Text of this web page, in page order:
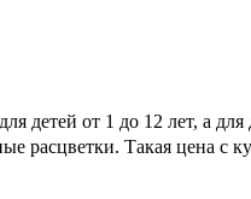
детей от 1 до 12 лет, а
расцветки. Такая цена